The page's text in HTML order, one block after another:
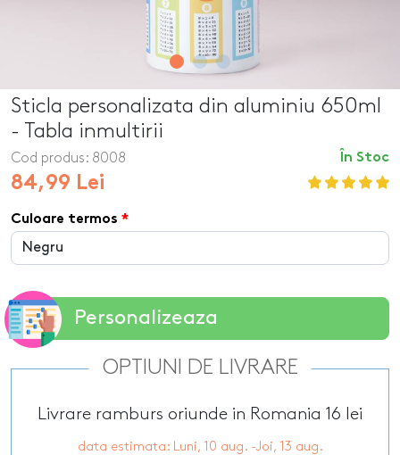
Sticla personalizata din aluminiu 650ml
- Tabla inmultirii
În Stoc
Cod produs: 8008
84,99 Lei
Culoare termos
Personalizeaza
OPTIUNI DE LIVRARE
Livrare ramburs oriunde in Romania 16 lei
data estimata: Luni, 10 aug. -Joi, 13 aug.